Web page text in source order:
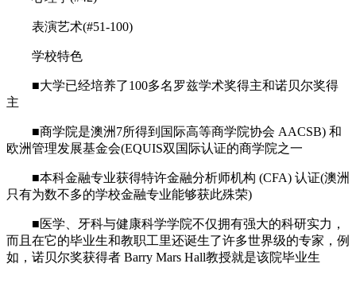
表演艺术(#51-100)
学校特色
■大学已经培养了100多名罗兹学术奖得主和诺贝尔奖得
主
■商学院是澳洲7所得到国际高等商学院协会 AACSB) 和
欧洲管理发展基金会(EQUIS双国际认证的商学院之一
■本科金融专业获得特许金融分析师机构 (CFA) 认证(澳洲
只有为数不多的学校金融专业能够获此殊荣)
■医学、牙科与健康科学学院不仅拥有强大的科研实力，
而且在它的毕业生和教职工里还诞生了许多世界级的专家，例
如，诺贝尔奖获得者 Barry Mars Hall教授就是该院毕业生